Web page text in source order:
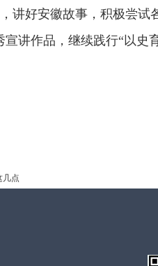
讲好安徽故事，积极尝试
讲作品，继续践行“以史
几点